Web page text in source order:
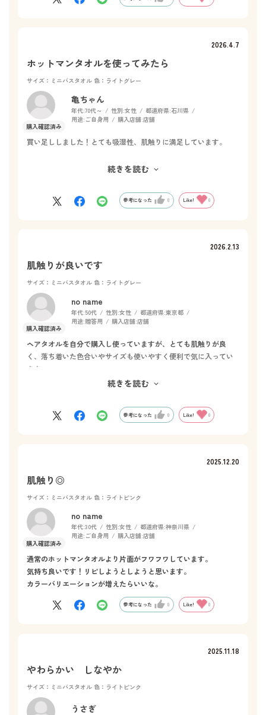
2026.4.7
ホットマンタオルを使ってみたら
サイズ：ミニバスタオル 色：ライトグレー
亀ちゃん
年代:70代～ 性別:女性 都道府県:石川県
用途: ご自身用 購入店舗:店舗
買い足ししました！とても吸湿性、肌触りに満足しています。
続きを読む
参考になった 0 Like! 0
2026.2.13
肌触りが良いです
サイズ：ミニバスタオル 色：ライトグレー
no name
年代:50代 性別:女性 都道府県:東京都
用途:贈答用 購入店舗:店舗
ヘアタオルを自分で購入し使っていますが、とても肌触りが良
く、落ち着いた色合いやサイズも使いやすく便利で気に入ってい
ます。
今回は知人の引越し祝いのプレゼント用としてミニバスタオルを
続きを読む
参考になった 0 Like! 0
2025.12.20
肌触り◎
サイズ：ミニバスタオル 色：ライトピンク
no name
年代:30代 性別:女性 都道府県:神奈川県
用途: ご自身用 購入店舗:店舗
通常のホットマンタオルより片面がフワフワしています。
気持ち良いです！リピしようとしようと思います。
カラーバリエーションが増えたらいいな。
参考になった 0 Like! 0
2025.11.18
やわらかい しなやか
サイズ：ミニバスタオル 色：ライトピンク
うさぎ